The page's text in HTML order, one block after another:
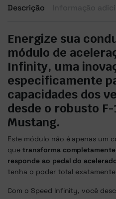
Descrição
Energize sua
módulo de
Infinity, uma
especificamente
capacidades dos
desde o robusto
Mustang.
Este módulo não é apenas um
que transforma
responde ao pedal do
tenha o poder total
Com o Speed Infinity, você